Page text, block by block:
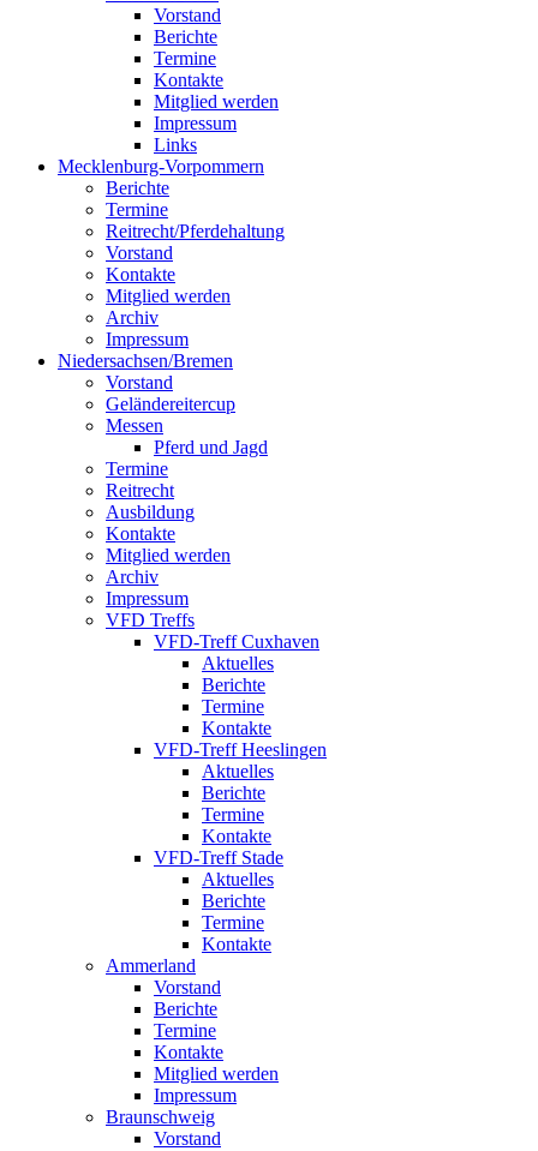
Vorstand
Berichte
Termine
Kontakte
Mitglied werden
Impressum
Links
Mecklenburg-Vorpommern
Berichte
Termine
Reitrecht/Pferdehaltung
Vorstand
Kontakte
Mitglied werden
Archiv
Impressum
Niedersachsen/Bremen
Vorstand
Geländereitercup
Messen
Pferd und Jagd
Termine
Reitrecht
Ausbildung
Kontakte
Mitglied werden
Archiv
Impressum
VFD Treffs
VFD-Treff Cuxhaven
Aktuelles
Berichte
Termine
Kontakte
VFD-Treff Heeslingen
Aktuelles
Berichte
Termine
Kontakte
VFD-Treff Stade
Aktuelles
Berichte
Termine
Kontakte
Ammerland
Vorstand
Berichte
Termine
Kontakte
Mitglied werden
Impressum
Braunschweig
Vorstand